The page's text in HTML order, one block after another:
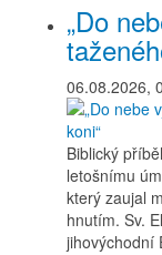
„Do
06.08.2026,
Biblický
letošnímu
který zaujal
hnutím. Sv.
jihovýchodní